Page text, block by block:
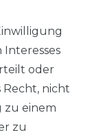
:
- 434430
oder
Recht, nicht
zu einem
zu